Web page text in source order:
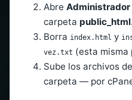
Abre
carpeta public_html.
Borra index.html y
vez.txt (esta misma
Sube los archivos
carpeta — por